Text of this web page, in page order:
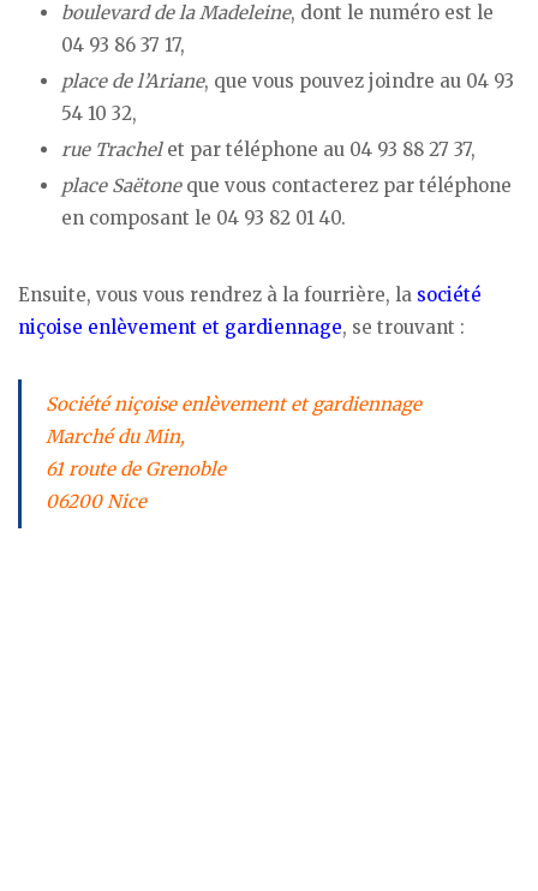
boulevard de la Madeleine, dont le numéro est le
04 93 86 37 17,
place de l’Ariane, que vous pouvez joindre au 04 93
54 10 32,
rue Trachelet par téléphone au 04 93 88 27 37,
place Saëtoneque vous contacterez par téléphone
en composant le 04 93 82 01 40.
Ensuite, vous vous rendrez à la fourrière, la société
niçoise enlèvement et gardiennage, se trouvant :
Société niçoise enlèvement et gardiennage
Marché du Min,
61 route de Grenoble
06200 Nice